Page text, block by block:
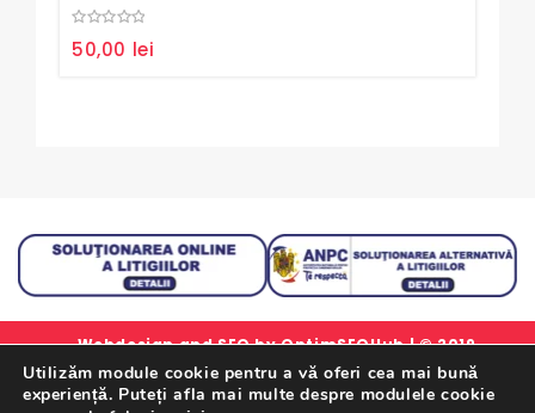
out
50,00 lei
Webdesign and SEO byOptimSEOHub| © 2019
simlorex.ro - Toate drepturile rezervate.
Utilizăm module cookie pentru a vă oferi cea mai bună
experiență. Puteți afla mai multe despre modulele cookie